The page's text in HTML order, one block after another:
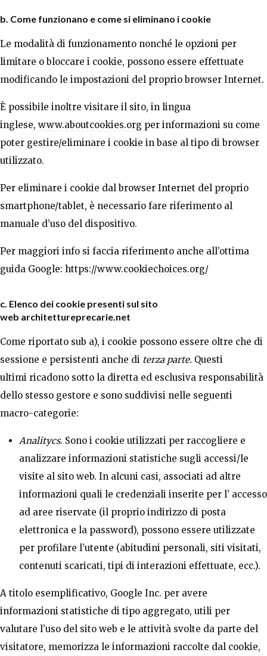
b. Come funzionano e come si eliminano i cookie
Le modalità di funzionamento nonché le opzioni per
limitare o bloccare i cookie, possono essere effettuate
modificando le impostazioni del proprio browser Internet.
È possibile inoltre visitare il sito, in lingua
inglese, www.aboutcookies.org per informazioni su come
poter gestire/eliminare i cookie in base al tipo di browser
utilizzato.
Per eliminare i cookie dal browser Internet del proprio
smartphone/tablet, è necessario fare riferimento al
manuale d’uso del dispositivo.
Per maggiori info si faccia riferimento anche all’ottima
guida Google: https://www.cookiechoices.org/
c. Elenco dei cookie presenti sul sito
web architettureprecarie.net
Come riportato sub a), i cookie possono essere oltre che di
sessione e persistenti anche di terza parte. Questi
ultimi ricadono sotto la diretta ed esclusiva responsabilità
dello stesso gestore e sono suddivisi nelle seguenti
macro-categorie:
Analitycs. Sono i cookie utilizzati per raccogliere e
analizzare informazioni statistiche sugli accessi/le
visite al sito web. In alcuni casi, associati ad altre
informazioni quali le credenziali inserite per l’ accesso
ad aree riservate (il proprio indirizzo di posta
elettronica e la password), possono essere utilizzate
per profilare l’utente (abitudini personali, siti visitati,
contenuti scaricati, tipi di interazioni effettuate, ecc.).
A titolo esemplificativo, Google Inc. per avere
informazioni statistiche di tipo aggregato, utili per
valutare l’uso del sito web e le attività svolte da parte del
visitatore, memorizza le informazioni raccolte dal cookie,